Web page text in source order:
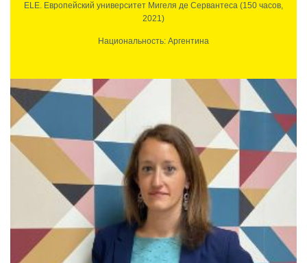
ELE. Европейский университет Мигеля де Сервантеса (150 часов,
2021)
Национальность: Аргентина